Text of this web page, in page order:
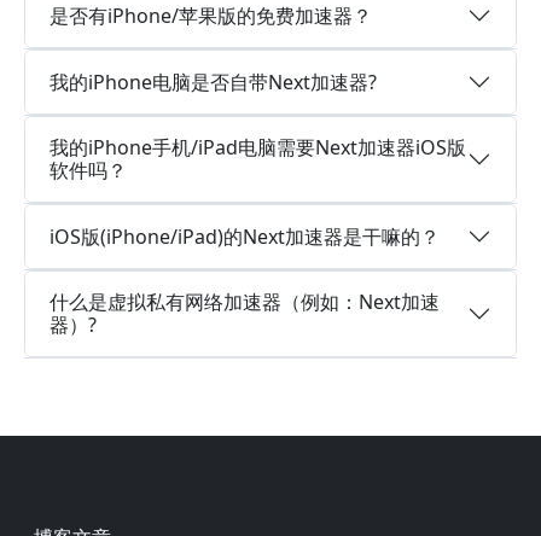
是否有iPhone/苹果版的免费加速器？
我的iPhone电脑是否自带Next加速器?
我的iPhone手机/iPad电脑需要Next加速器iOS版
软件吗？
iOS版(iPhone/iPad)的Next加速器是干嘛的？
什么是虚拟私有网络加速器（例如：Next加速
器）?
Footer